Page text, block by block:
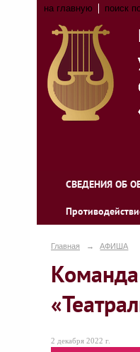
на главную поиск
СВЕДЕНИЯ ОБ
Главная → АФИША
2 декабря 2022 г.